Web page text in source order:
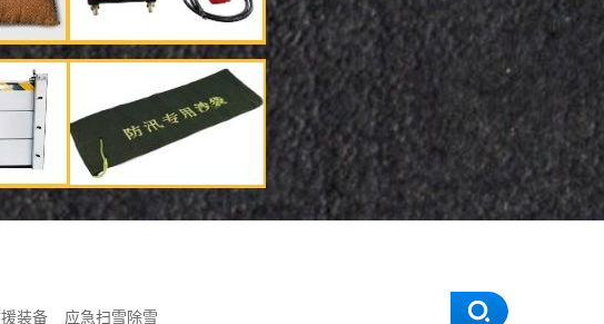
装备 应急扫雪除雪